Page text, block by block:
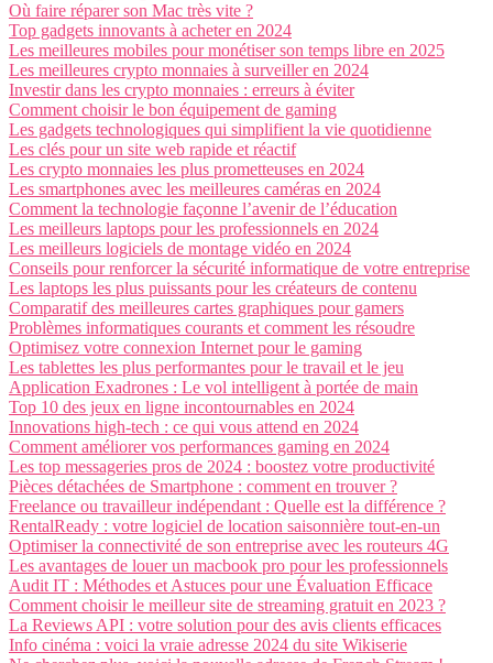
Où faire réparer son Mac très vite ?
Top gadgets innovants à acheter en 2024
Les meilleures mobiles pour monétiser son temps libre en 2025
Les meilleures crypto monnaies à surveiller en 2024
Investir dans les crypto monnaies : erreurs à éviter
Comment choisir le bon équipement de gaming
Les gadgets technologiques qui simplifient la vie quotidienne
Les clés pour un site web rapide et réactif
Les crypto monnaies les plus prometteuses en 2024
Les smartphones avec les meilleures caméras en 2024
Comment la technologie façonne l’avenir de l’éducation
Les meilleurs laptops pour les professionnels en 2024
Les meilleurs logiciels de montage vidéo en 2024
Conseils pour renforcer la sécurité informatique de votre entreprise
Les laptops les plus puissants pour les créateurs de contenu
Comparatif des meilleures cartes graphiques pour gamers
Problèmes informatiques courants et comment les résoudre
Optimisez votre connexion Internet pour le gaming
Les tablettes les plus performantes pour le travail et le jeu
Application Exadrones : Le vol intelligent à portée de main
Top 10 des jeux en ligne incontournables en 2024
Innovations high-tech : ce qui vous attend en 2024
Comment améliorer vos performances gaming en 2024
Les top messageries pros de 2024 : boostez votre productivité
Pièces détachées de Smartphone : comment en trouver ?
Freelance ou travailleur indépendant : Quelle est la différence ?
RentalReady : votre logiciel de location saisonnière tout-en-un
Optimiser la connectivité de son entreprise avec les routeurs 4G
Les avantages de louer un macbook pro pour les professionnels
Audit IT : Méthodes et Astuces pour une Évaluation Efficace
Comment choisir le meilleur site de streaming gratuit en 2023 ?
La Reviews API : votre solution pour des avis clients efficaces
Info cinéma : voici la vraie adresse 2024 du site Wikiserie